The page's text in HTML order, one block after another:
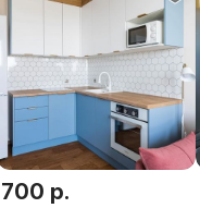
700 р.